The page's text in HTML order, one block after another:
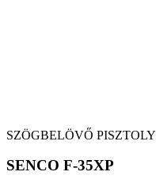
SZÖGBELÖVŐ PISZTOLY
SENCO F-35XP